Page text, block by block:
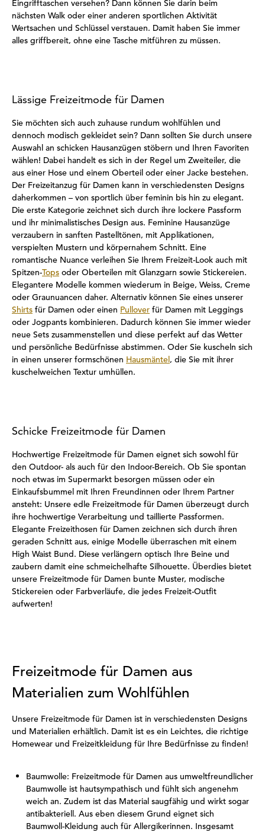
Eingrifftaschen versehen? Dann können Sie darin beim
nächsten Walk oder einer anderen sportlichen Aktivität
Wertsachen und Schlüssel verstauen. Damit haben Sie immer
alles griffbereit, ohne eine Tasche mitführen zu müssen.
Lässige Freizeitmode für Damen
Sie möchten sich auch zuhause rundum wohlfühlen und
dennoch modisch gekleidet sein? Dann sollten Sie durch unsere
Auswahl an schicken Hausanzügen stöbern und Ihren Favoriten
wählen! Dabei handelt es sich in der Regel um Zweiteiler, die
aus einer Hose und einem Oberteil oder einer Jacke bestehen.
Der Freizeitanzug für Damen kann in verschiedensten Designs
daherkommen – von sportlich über feminin bis hin zu elegant.
Die erste Kategorie zeichnet sich durch ihre lockere Passform
und ihr minimalistisches Design aus. Feminine Hausanzüge
verzaubern in sanften Pastelltönen, mit Applikationen,
verspielten Mustern und körpernahem Schnitt. Eine
romantische Nuance verleihen Sie Ihrem Freizeit-Look auch mit
Spitzen-Tops oder Oberteilen mit Glanzgarn sowie Stickereien.
Elegantere Modelle kommen wiederum in Beige, Weiss, Creme
oder Graunuancen daher. Alternativ können Sie eines unserer
Shirts für Damen oder einen Pullover für Damen mit Leggings
oder Jogpants kombinieren. Dadurch können Sie immer wieder
neue Sets zusammenstellen und diese perfekt auf das Wetter
und persönliche Bedürfnisse abstimmen. Oder Sie kuscheln sich
in einen unserer formschönen Hausmäntel, die Sie mit ihrer
kuschelweichen Textur umhüllen.
Schicke Freizeitmode für Damen
Hochwertige Freizeitmode für Damen eignet sich sowohl für
den Outdoor- als auch für den Indoor-Bereich. Ob Sie spontan
noch etwas im Supermarkt besorgen müssen oder ein
Einkaufsbummel mit Ihren Freundinnen oder Ihrem Partner
ansteht: Unsere edle Freizeitmode für Damen überzeugt durch
ihre hochwertige Verarbeitung und taillierte Passformen.
Elegante Freizeithosen für Damen zeichnen sich durch ihren
geraden Schnitt aus, einige Modelle überraschen mit einem
High Waist Bund. Diese verlängern optisch Ihre Beine und
zaubern damit eine schmeichelhafte Silhouette. Überdies bietet
unsere Freizeitmode für Damen bunte Muster, modische
Stickereien oder Farbverläufe, die jedes Freizeit-Outfit
aufwerten!
Freizeitmode für Damen aus
Materialien zum Wohlfühlen
Unsere Freizeitmode für Damen ist in verschiedensten Designs
und Materialien erhältlich. Damit ist es ein Leichtes, die richtige
Homewear und Freizeitkleidung für Ihre Bedürfnisse zu finden!
Baumwolle: Freizeitmode für Damen aus umweltfreundlicher
Baumwolle ist hautsympathisch und fühlt sich angenehm
weich an. Zudem ist das Material saugfähig und wirkt sogar
antibakteriell. Aus eben diesem Grund eignet sich
Baumwoll-Kleidung auch für Allergikerinnen. Insgesamt